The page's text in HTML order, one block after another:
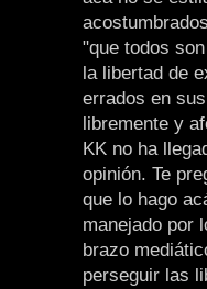
"que todos
la libertad de
errados en
libremente y
KK no ha
opinión. Te
que lo hago
manejado por
brazo
perseguir las